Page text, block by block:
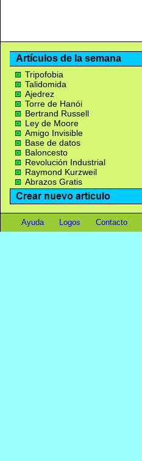
Artículos de la semana
Tripofobia
Talidomida
Ajedrez
Torre de Hanói
Bertrand Russell
Ley de Moore
Amigo Invisible
Base de datos
Baloncesto
Revolución Industrial
Raymond Kurzweil
Abrazos Gratis
Ayuda Logos Contacto